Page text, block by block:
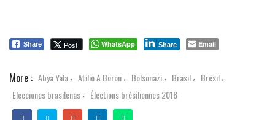
Share Post WhatsApp Share Email
More : Abya Yala , Atilio A Boron , Bolsonazi , Brasil , Brésil ,
Elecciones brasileñas , Élections brésiliennes 2018